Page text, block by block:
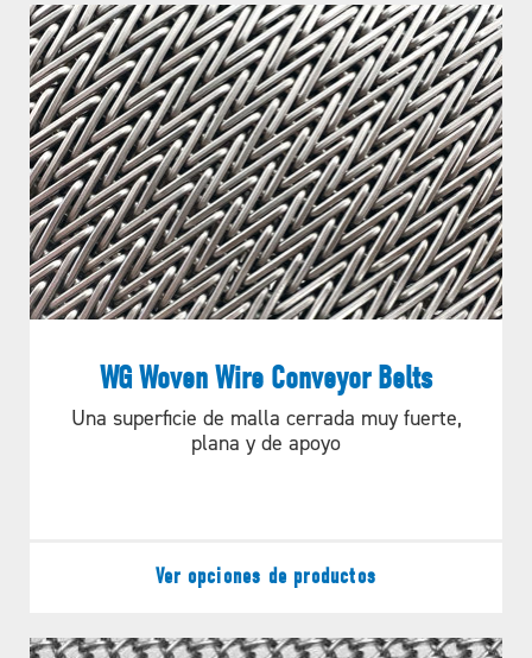
WG Woven Wire Conveyor Belts
Una superficie de malla cerrada muy fuerte,
plana y de apoyo
Ver opciones de productos